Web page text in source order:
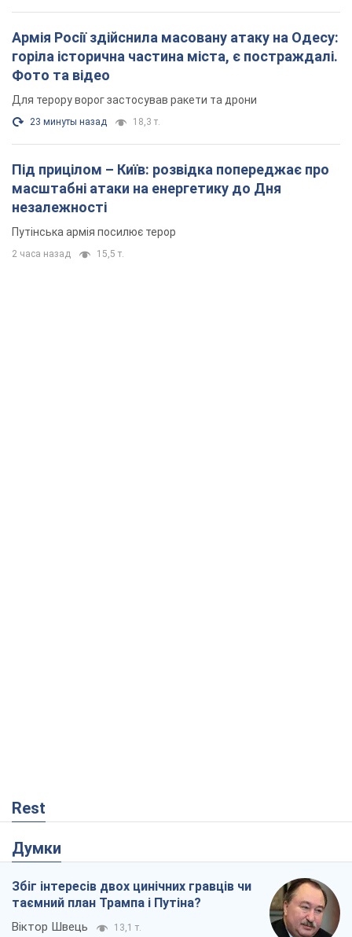
Армія Росії здійснила масовану атаку на Одесу:
горіла історична частина міста, є постраждалі.
Фото та відео
Для терору ворог застосував ракети та дрони
23 минуты назад 18,3 т.
Під прицілом – Київ: розвідка попереджає про
масштабні атаки на енергетику до Дня
незалежності
Путінська армія посилює терор
2 часа назад 15,5 т.
Rest
Думки
Збіг інтересів двох цинічних гравців чи
таємний план Трампа і Путіна?
Віктор Швець 13,1 т.